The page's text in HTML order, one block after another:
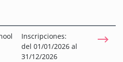
Inscripciones:
del 01/01/2026 al
31/12/2026